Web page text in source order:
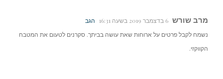
מרב שורש 6 בדצמבר 2019 בשעה 16:31
הגב
נשמח לקבל פרטים על ארוחות שאת עושה בביתך. סקרנים לטעום את המטבח
הקווקזי.